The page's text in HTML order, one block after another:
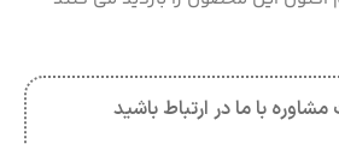
با ما در ارتباط باشید